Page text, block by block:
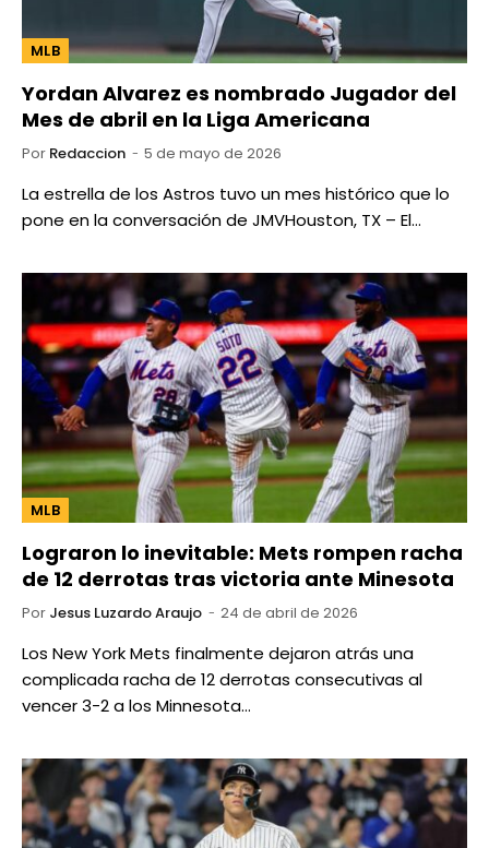
MLB
Yordan Alvarez es nombrado Jugador del
Mes de abril en la Liga Americana
Por Redaccion 5 de mayo de 2026
La estrella de los Astros tuvo un mes histórico que lo
pone en la conversación de JMVHouston, TX – El…
MLB
Lograron lo inevitable: Mets rompen racha
de 12 derrotas tras victoria ante Minesota
Por Jesus Luzardo Araujo 24 de abril de 2026
Los New York Mets finalmente dejaron atrás una
complicada racha de 12 derrotas consecutivas al
vencer 3-2 a los Minnesota…